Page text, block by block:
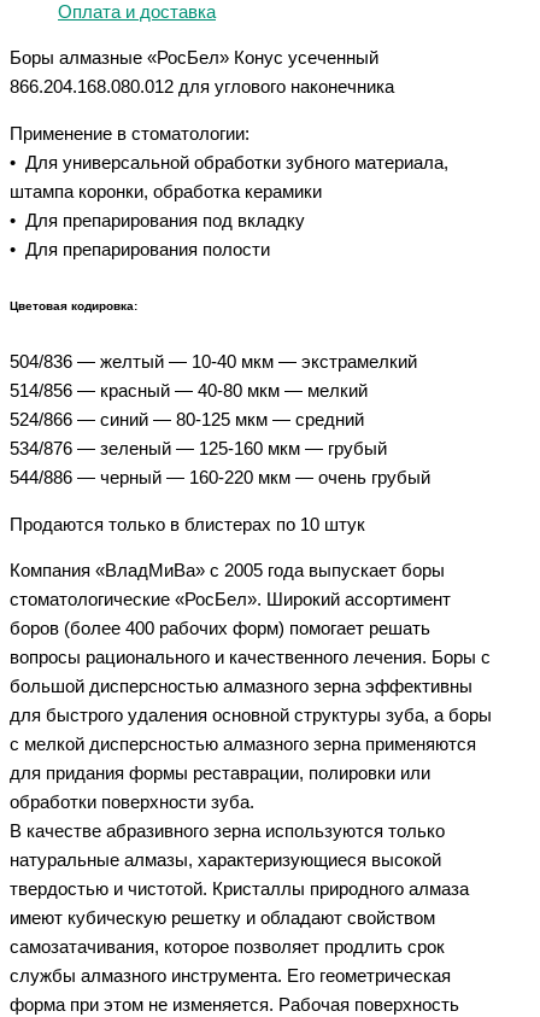
Оплата и доставка
Боры алмазные «РосБел» Конус усеченный
866.204.168.080.012 для углового наконечника
Применение в стоматологии:
• Для универсальной обработки зубного материала,
штампа коронки, обработка керамики
• Для препарирования под вкладку
• Для препарирования полости
Цветовая кодировка:
504/836 — желтый — 10-40 мкм — экстрамелкий
514/856 — красный — 40-80 мкм — мелкий
524/866 — синий — 80-125 мкм — средний
534/876 — зеленый — 125-160 мкм — грубый
544/886 — черный — 160-220 мкм — очень грубый
Продаются только в блистерах по 10 штук
Компания «ВладМиВа» с 2005 года выпускает боры
стоматологические «РосБел». Широкий ассортимент
боров (более 400 рабочих форм) помогает решать
вопросы рационального и качественного лечения. Боры с
большой дисперсностью алмазного зерна эффективны
для быстрого удаления основной структуры зуба, а боры
с мелкой дисперсностью алмазного зерна применяются
для придания формы реставрации, полировки или
обработки поверхности зуба.
В качестве абразивного зерна используются только
натуральные алмазы, характеризующиеся высокой
твердостью и чистотой. Кристаллы природного алмаза
имеют кубическую решетку и обладают свойством
самозатачивания, которое позволяет продлить срок
службы алмазного инструмента. Его геометрическая
форма при этом не изменяется. Рабочая поверхность